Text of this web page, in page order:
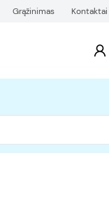
Grąžinimas Kontaktai